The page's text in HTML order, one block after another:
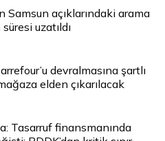
Samsun açıklarındaki arama
uzatıldı
devralmasına şartlı
elden çıkarılacak
Tasarruf finansmanında